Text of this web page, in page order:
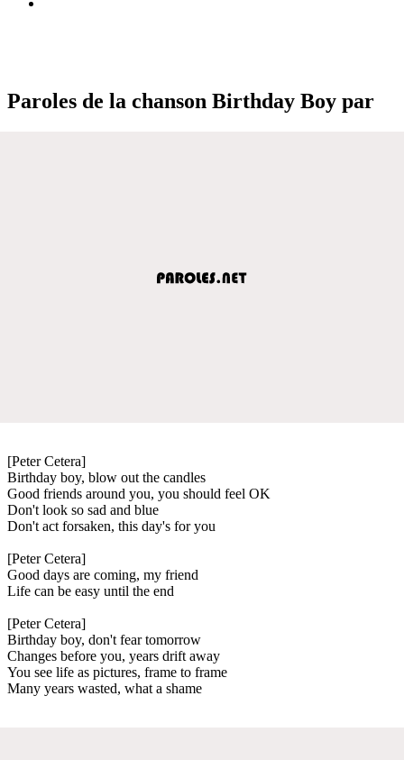
Paroles de la chanson Birthday Boy par
[Peter Cetera]
Birthday boy, blow out the candles
Good friends around you, you should feel OK
Don't look so sad and blue
Don't act forsaken, this day's for you
[Peter Cetera]
Good days are coming, my friend
Life can be easy until the end
[Peter Cetera]
Birthday boy, don't fear tomorrow
Changes before you, years drift away
You see life as pictures, frame to frame
Many years wasted, what a shame